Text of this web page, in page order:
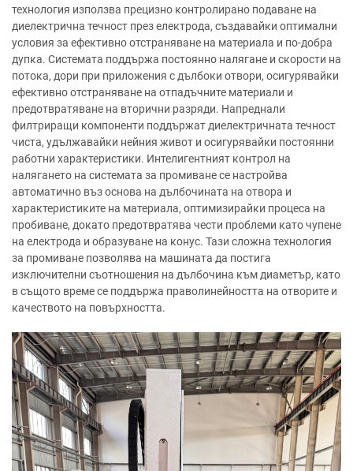
технология използва прецизно контролирано подаване на
диелектрична течност през електрода, създавайки оптимални
условия за ефективно отстраняване на материала и по-добра
дупка. Системата поддържа постоянно налягане и скорости на
потока, дори при приложения с дълбоки отвори, осигурявайки
ефективно отстраняване на отпадъчните материали и
предотвратяване на вторични разряди. Напреднали
филтриращи компоненти поддържат диелектричната течност
чиста, удължавайки нейния живот и осигурявайки постоянни
работни характеристики. Интелигентният контрол на
налягането на системата за промиване се настройва
автоматично въз основа на дълбочината на отвора и
характеристиките на материала, оптимизирайки процеса на
пробиване, докато предотвратява чести проблеми като чупене
на електрода и образуване на конус. Тази сложна технология
за промиване позволява на машината да постига
изключителни съотношения на дълбочина към диаметър, като
в същото време се поддържа праволинейността на отворите и
качеството на повърхността.